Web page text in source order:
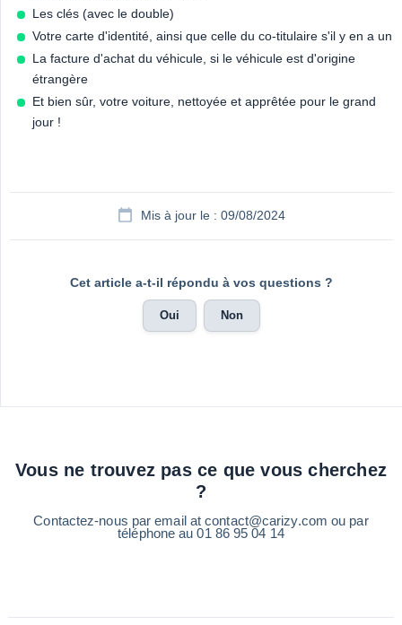
Les clés (avec le double)
Votre carte d'identité, ainsi que celle du co-titulaire s'il y en a un
La facture d'achat du véhicule, si le véhicule est d'origine
étrangère
Et bien sûr, votre voiture, nettoyée et apprêtée pour le grand
jour !
Mis à jour le : 09/08/2024
Cet article a-t-il répondu à vos questions ?
Oui Non
Vous ne trouvez pas ce que vous cherchez
?
Contactez-nous par email at contact@carizy.com ou par
téléphone au 01 86 95 04 14